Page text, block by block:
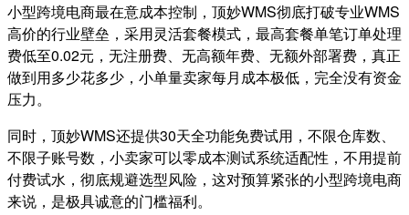
小型跨境电商最在意成本控制，顶妙WMS彻底打破专业WMS
高价的行业壁垒，采用灵活套餐模式，最高套餐单笔订单处理
费低至0.02元，无注册费、无高额年费、无额外部署费，真正
做到用多少花多少，小单量卖家每月成本极低，完全没有资金
压力。
同时，顶妙WMS还提供30天全功能免费试用，不限仓库数、
不限子账号数，小卖家可以零成本测试系统适配性，不用提前
付费试水，彻底规避选型风险，这对预算紧张的小型跨境电商
来说，是极具诚意的门槛福利。